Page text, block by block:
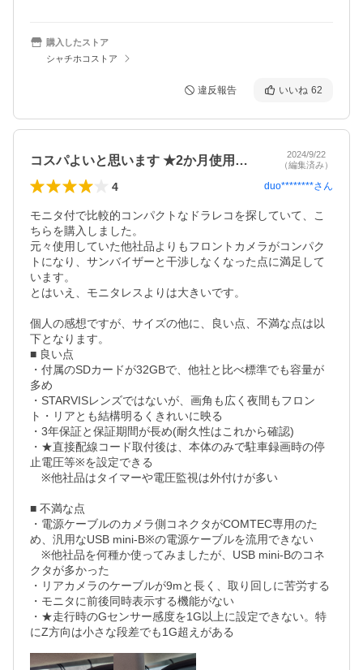
購入したストア
シャチホコストア
違反報告 いいね 62
コスパよいと思います ★2か月使用後追記
2024/9/22
（編集済み）
4 duo********さん
モニタ付で比較的コンパクトなドラレコを探していて、こ
ちらを購入しました。
元々使用していた他社品よりもフロントカメラがコンパク
トになり、サンバイザーと干渉しなくなった点に満足して
います。
とはいえ、モニタレスよりは大きいです。
個人の感想ですが、サイズの他に、良い点、不満な点は以
下となります。
■ 良い点
・付属のSDカードが32GBで、他社と比べ標準でも容量が
多め
・STARVISレンズではないが、画角も広く夜間もフロン
ト・リアとも結構明るくきれいに映る
・3年保証と保証期間が長め(耐久性はこれから確認)
・★直接配線コード取付後は、本体のみで駐車録画時の停
止電圧等※を設定できる
※他社品はタイマーや電圧監視は外付けが多い
■ 不満な点
・電源ケーブルのカメラ側コネクタがCOMTEC専用のた
め、汎用なUSB mini-B※の電源ケーブルを流用できない
※他社品を何種か使ってみましたが、USB mini-Bのコネ
クタが多かった
・リアカメラのケーブルが9mと長く、取り回しに苦労する
・モニタに前後同時表示する機能がない
・★走行時のGセンサー感度を1G以上に設定できない。特
にZ方向は小さな段差でも1G超えがある